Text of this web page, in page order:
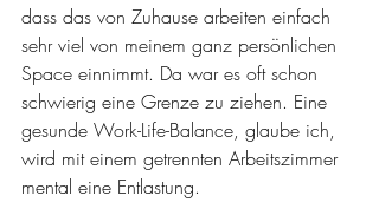
dass das von Zuhause arbeiten einfach
sehr viel von meinem ganz persönlichen
Space einnimmt. Da war es oft schon
schwierig eine Grenze zu ziehen. Eine
gesunde Work-Life-Balance, glaube ich,
wird mit einem getrennten Arbeitszimmer
mental eine Entlastung.